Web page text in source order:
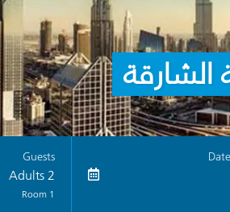
Guests
2 Adults
1 Room